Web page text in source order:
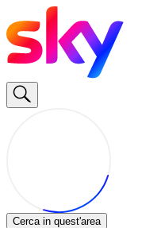
Cerca in quest'area